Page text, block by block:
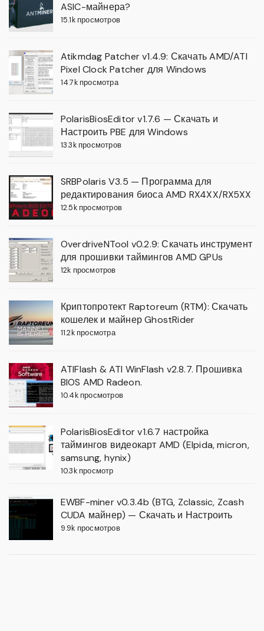
ASIC-майнера?
15.1k просмотров
Atikmdag Patcher v1.4.9: Скачать AMD/ATI
Pixel Clock Patcher для Windows
14.7k просмотра
PolarisBiosEditor v1.7.6 — Скачать и
Настроить PBE для Windows
13.3k просмотров
SRBPolaris V3.5 — Программа для
редактирования биоса AMD RX4XX/RX5XX
12.5k просмотров
OverdriveNTool v0.2.9: Скачать инструмент
для прошивки таймингов AMD GPUs
12k просмотров
Криптопротект Raptoreum (RTM): Скачать
кошелек и майнер GhostRider
11.2k просмотра
ATIFlash & ATI WinFlash v2.8.7. Прошивка
BIOS AMD Radeon.
10.4k просмотров
PolarisBiosEditor v1.6.7 настройка
таймингов видеокарт AMD (Elpida, micron,
samsung, hynix)
10.3k просмотр
EWBF-miner v0.3.4b (BTG, Zclassic, Zcash
CUDA майнер) — Скачать и Настроить
9.9k просмотров